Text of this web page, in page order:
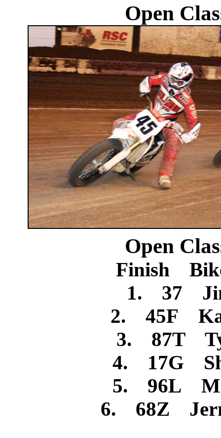
Open
Open
Finish
1. 37
2. 45F
3. 87T
4. 17G
5. 96L
6. 68Z